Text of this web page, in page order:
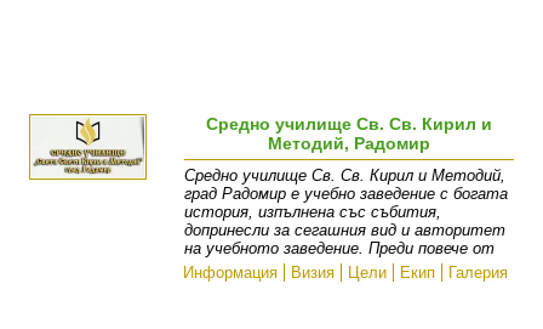
Средно училище Св. Св. Кирил и
Методий, Радомир
Средно училище Св. Св. Кирил и Методий,
град Радомир е учебно заведение с богата
история, изпълнена със събития,
допринесли за сегашния вид и авторитет
на учебното заведение. Преди повече от
Информация
Визия Цели Екип Галерия